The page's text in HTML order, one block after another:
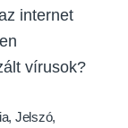
internet
vírusok?
, Jelszó,